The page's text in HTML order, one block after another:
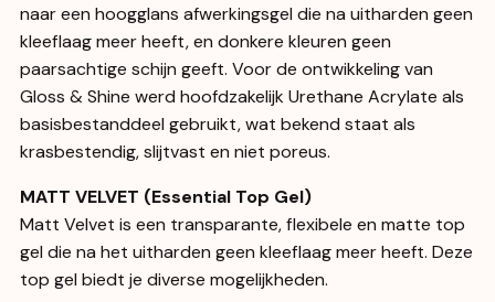
naar een hoogglans afwerkingsgel die na uitharden geen
kleeflaag meer heeft, en donkere kleuren geen
paarsachtige schijn geeft. Voor de ontwikkeling van
Gloss & Shine werd hoofdzakelijk Urethane Acrylate als
basisbestanddeel gebruikt, wat bekend staat als
krasbestendig, slijtvast en niet poreus.
MATT VELVET (Essential Top Gel)
Matt Velvet is een transparante, flexibele en matte top
gel die na het uitharden geen kleeflaag meer heeft. Deze
top gel biedt je diverse mogelijkheden.